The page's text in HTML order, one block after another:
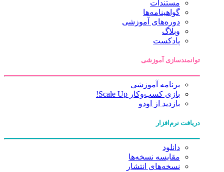
مستندات
گواهینامه‌ها
دوره‌های آموزشی
وبلاگ
پادکست
توانمندسازی آموزشی
برنامه آموزشی
بازی کسب‌وکار Scale Up!
بازدید از اودو
دریافت نرم‌افزار
دانلود
مقایسه نسخه‌ها
نسخه‌های انتشار